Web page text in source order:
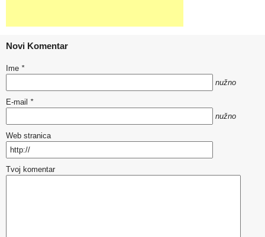
Novi Komentar
Ime *
nužno
E-mail *
nužno
Web stranica
Tvoj komentar